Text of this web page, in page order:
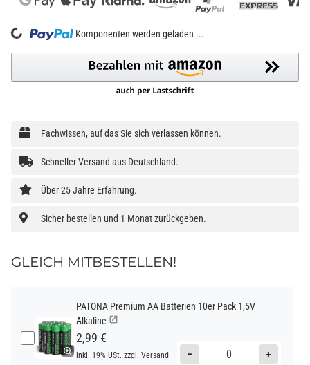
Loading... Komponenten werden geladen ...
Fachwissen, auf das Sie sich verlassen können.
Schneller Versand aus Deutschland.
Über 25 Jahre Erfahrung.
Sicher bestellen und 1 Monat zurückgeben.
GLEICH MITBESTELLEN!
PATONA Premium AA Batterien 10er Pack 1,5V
Alkaline
2,99 €
inkl. 19% USt. zzgl. Versand
− +